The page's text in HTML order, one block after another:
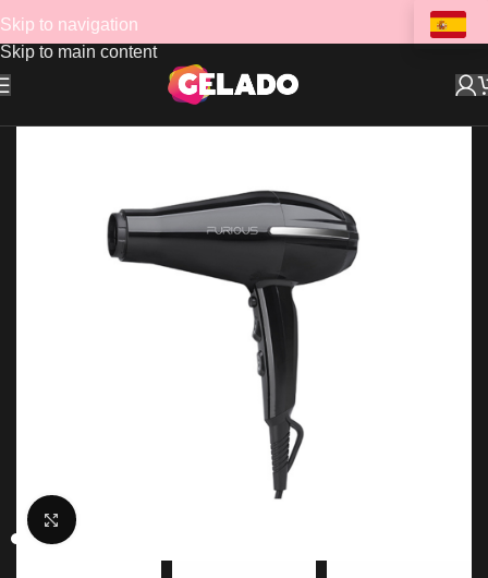
Skip to navigation
Skip to main content
Clic para ampliar